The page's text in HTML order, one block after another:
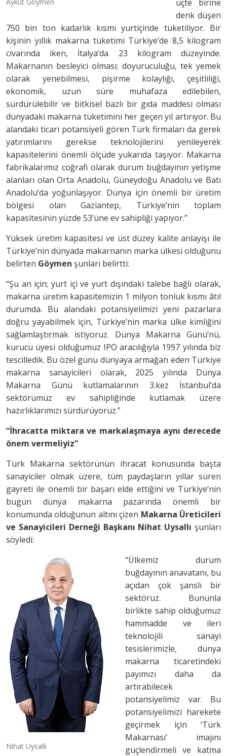
üçte birine
denk düşen
750 bin ton kadarlık kısmı yurtiçinde tüketiliyor. Bir
kişinin yıllık makarna tüketimi Türkiye’de 8,5 kilogram
civarında iken, İtalya’da 23 kilogram düzeyinde.
Makarnanın besleyici olması; doyuruculuğu, tek yemek
olarak yenebilmesi, pişirme kolaylığı, çeşitliliği,
ekonomik, uzun süre muhafaza edilebilen,
sürdürülebilir ve bitkisel bazlı bir gıda maddesi olması
dünyadaki makarna tüketimini her geçen yıl artırıyor. Bu
alandaki ticari potansiyeli gören Türk firmaları da gerek
yatırımlarını gerekse teknolojilerini yenileyerek
kapasitelerini önemli ölçüde yukarıda taşıyor. Makarna
fabrikalarımız coğrafi olarak durum buğdayının yetişme
alanları olan Orta Anadolu, Güneydoğu Anadolu ve Batı
Anadolu’da yoğunlaşıyor. Dünya için önemli bir üretim
bölgesi olan Gaziantep, Türkiye’nin toplam
kapasitesinin yüzde 53’üne ev sahipliği yapıyor.”
Yüksek üretim kapasitesi ve üst düzey kalite anlayışı ile
Türkiye’nin dünyada makarnanın marka ülkesi olduğunu
belirten Göymen şunları belirtti:
“Şu an için; yurt içi ve yurt dışındaki talebe bağlı olarak,
makarna üretim kapasitemizin 1 milyon tonluk kısmı âtıl
durumda. Bu alandaki potansiyelimizi yeni pazarlara
doğru yayabilmek için, Türkiye’nin marka ülke kimliğini
sağlamlaştırmak istiyoruz. Dünya Makarna Günü’nü,
kurucu üyesi olduğumuz IPO aracılığıyla 1997 yılında biz
tescilledik. Bu özel günü dünyaya armağan eden Türkiye
makarna sanayicileri olarak, 2025 yılında Dünya
Makarna Günü kutlamalarının 3.kez İstanbul’da
sektörümüz ev sahipliğinde kutlamak üzere
hazırlıklarımızı sürdürüyoruz.”
“İhracatta miktara ve markalaşmaya aynı derecede
önem vermeliyiz”
Türk Makarna sektörünün ihracat konusunda başta
sanayiciler olmak üzere, tüm paydaşların yıllar süren
gayreti ile önemli bir başarı elde ettiğini ve Türkiye’nin
bugün dünya makarna pazarında önemli bir
konumunda olduğunun altını çizen Makarna Üreticileri
ve Sanayicileri Derneği Başkanı Nihat Uysallı şunları
söyledi:
Nihat Uysallı
“Ülkemiz durum
buğdayının anavatanı, bu
açıdan çok şanslı bir
sektörüz. Bununla
birlikte sahip olduğumuz
hammadde ve ileri
teknolojili sanayi
tesislerimizle, dünya
makarna ticaretindeki
payımızı daha da
artırabilecek
potansiyelimiz var. Bu
potansiyelimizi harekete
geçirmek için ‘Türk
Makarnası’ imajını
güçlendirmeli ve katma